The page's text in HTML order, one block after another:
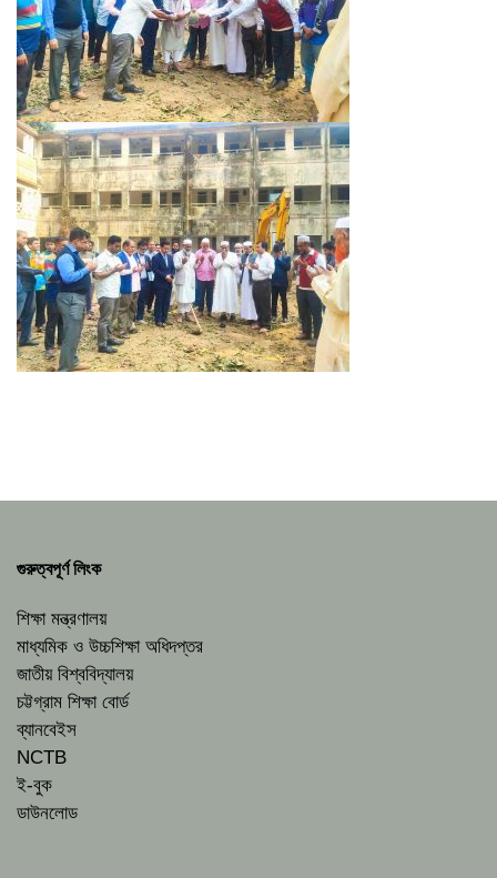
গুরুত্বপূর্ণ লিংক
শিক্ষা মন্ত্রণালয়
মাধ্যমিক ও উচ্চশিক্ষা অধিদপ্তর
জাতীয় বিশ্ববিদ্যালয়
চট্টগ্রাম শিক্ষা বোর্ড
ব্যানবেইস
NCTB
ই-বুক
ডাউনলোড